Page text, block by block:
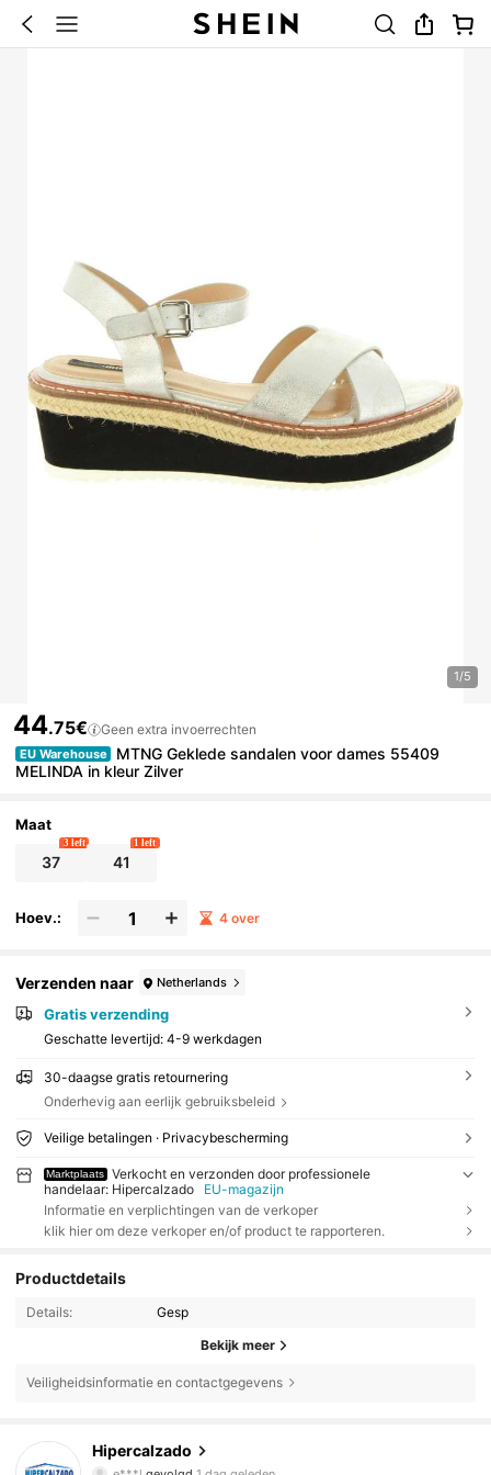
1/5
44.75€ Geen extra invoerrechten
EU Warehouse
MTNG Geklede sandalen voor dames 55409
MELINDA in kleur Zilver
Maat
37
3 left
41
1 left
Hoev.: 4 over
Verzenden naar Netherlands
Gratis verzending
Geschatte levertijd: 4-9 werkdagen
30-daagse gratis retournering
Onderhevig aan eerlijk gebruiksbeleid
Veilige betalingen · Privacybescherming
Marktplaats
Verkocht en verzonden door professionele
handelaar: Hipercalzado
EU-magazijn
Informatie en verplichtingen van de verkoper
klik hier om deze verkoper en/of product te rapporteren.
Productdetails
Details: Gesp
Bekijk meer
Veiligheidsinformatie en contactgegevens
Hipercalzado
4.30 43 Volgers
4.30
43 Volgers